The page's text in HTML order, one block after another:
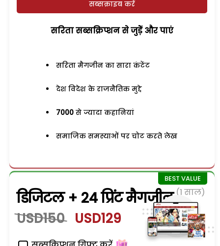
सब्सक्राइब करें
सरिता सब्सक्रिप्शन से जुड़ेें और पाएं
सरिता मैगजीन का सारा कंटेंट
देश विदेश के राजनैतिक मुद्दे
7000 से ज्यादा कहानियां
समाजिक समस्याओं पर चोट करते लेख
डिजिटल + 24 प्रिंट मैगजीन (1 साल)
USD150 USD129